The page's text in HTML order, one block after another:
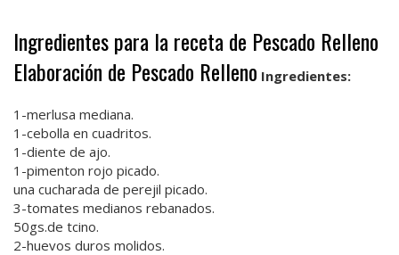
Ingredientes para la receta de Pescado Relleno
Elaboración de Pescado Relleno Ingredientes:
1-merlusa mediana.
1-cebolla en cuadritos.
1-diente de ajo.
1-pimenton rojo picado.
una cucharada de perejil picado.
3-tomates medianos rebanados.
50gs.de tcino.
2-huevos duros molidos.